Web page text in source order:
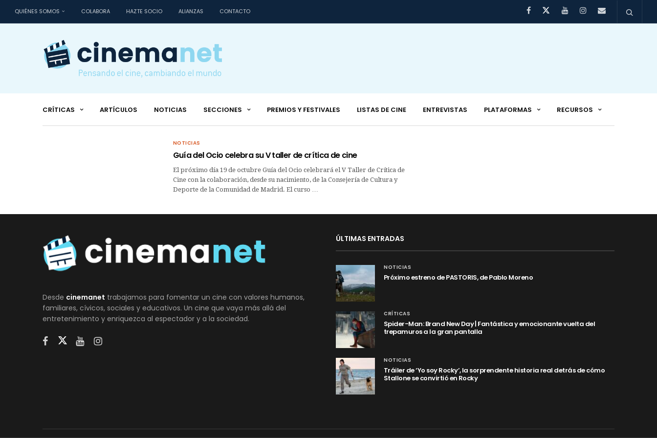
QUIÉNES SOMOS COLABORA HAZTE SOCIO ALIANZAS CONTACTO
CRÍTICAS ARTÍCULOS NOTICIAS SECCIONES PREMIOS Y FESTIVALES LISTAS DE CINE ENTREVISTAS PLATAFORMAS RECURSOS
NOTICIAS
Guía del Ocio celebra su V taller de crítica de cine
El próximo día 19 de octubre Guía del Ocio celebrará el V Taller de Crítica de
Cine con la colaboración, desde su nacimiento, de la Consejería de Cultura y
Deporte de la Comunidad de Madrid. El curso …
Desde cinemanet trabajamos para fomentar un cine con valores humanos,
familiares, cívicos, sociales y educativos. Un cine que vaya más allá del
entretenimiento y enriquezca al espectador y a la sociedad.
ÚLTIMAS ENTRADAS
NOTICIAS
Próximo estreno de PASTORIS, de Pablo Moreno
CRÍTICAS
Spider-Man: Brand New Day | Fantástica y emocionante vuelta del
trepamuros a la gran pantalla
NOTICIAS
Tráiler de ‘Yo soy Rocky’, la sorprendente historia real detrás de cómo
Stallone se convirtió en Rocky